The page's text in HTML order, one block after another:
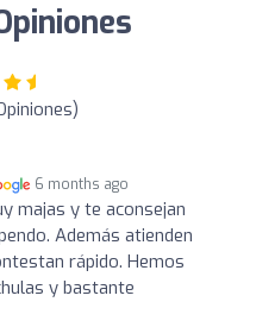
6 months ago
majas y te aconsejan
Además atienden
rápido. Hemos
y bastante